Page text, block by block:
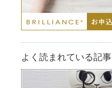
よく読まれている記事